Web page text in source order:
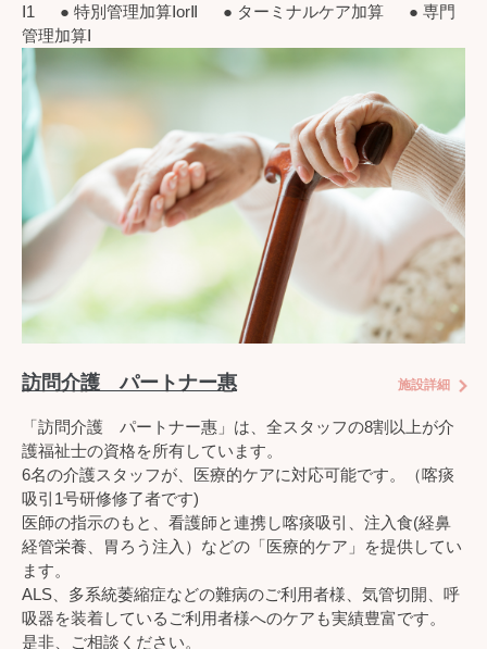
Ⅰ1 ● 特別管理加算ⅠorⅡ ● ターミナルケア加算 ● 専門
管理加算Ⅰ
訪問介護 パートナー惠 施設詳細
「訪問介護 パートナー惠」は、全スタッフの8割以上が介
護福祉士の資格を所有しています。
6名の介護スタッフが、医療的ケアに対応可能です。（喀痰
吸引1号研修修了者です)
医師の指示のもと、看護師と連携し喀痰吸引、注入食(経鼻
経管栄養、胃ろう注入）などの「医療的ケア」を提供してい
ます。
ALS、多系統萎縮症などの難病のご利用者様、気管切開、呼
吸器を装着しているご利用者様へのケアも実績豊富です。
是非、ご相談ください。